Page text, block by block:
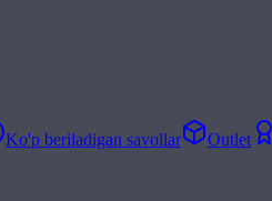
Ko'p beriladigan savollar Outlet